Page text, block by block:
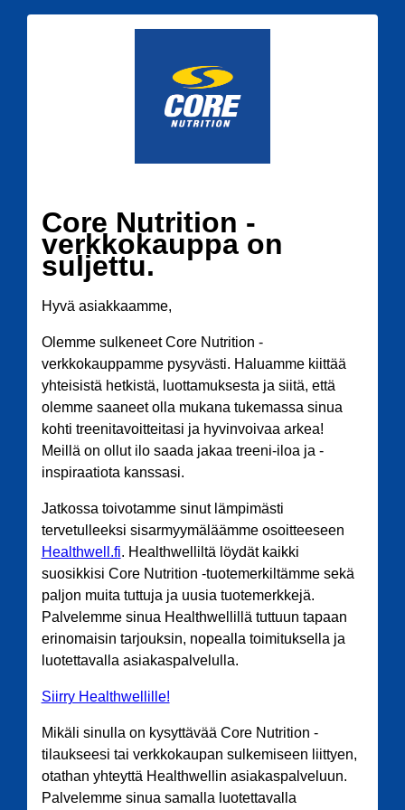
Core Nutrition -
verkkokauppa on
suljettu.
Hyvä asiakkaamme,
Olemme sulkeneet Core Nutrition -
verkkokauppamme pysyvästi. Haluamme kiittää
yhteisistä hetkistä, luottamuksesta ja siitä, että
olemme saaneet olla mukana tukemassa sinua
kohti treenitavoitteitasi ja hyvinvoivaa arkea!
Meillä on ollut ilo saada jakaa treeni-iloa ja -
inspiraatiota kanssasi.
Jatkossa toivotamme sinut lämpimästi
tervetulleeksi sisarmyymäläämme osoitteeseen
Healthwell.fi. Healthwelliltä löydät kaikki
suosikkisi Core Nutrition -tuotemerkiltämme sekä
paljon muita tuttuja ja uusia tuotemerkkejä.
Palvelemme sinua Healthwellillä tuttuun tapaan
erinomaisin tarjouksin, nopealla toimituksella ja
luotettavalla asiakaspalvelulla.
Siirry Healthwellille!
Mikäli sinulla on kysyttävää Core Nutrition -
tilaukseesi tai verkkokaupan sulkemiseen liittyen,
otathan yhteyttä Healthwellin asiakaspalveluun.
Palvelemme sinua samalla luotettavalla